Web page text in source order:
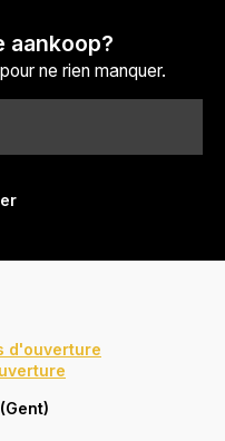
aankoop?
ne rien manquer.
d'ouverture